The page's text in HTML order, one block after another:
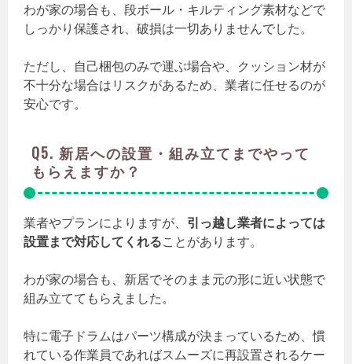
わが家の場合も、段ボール・キルティング素材などで
しっかり保護され、破損は一切ありませんでした。
ただし、自己梱包のみで運ぶ場合や、クッション材が
不十分な場合はリスクがあるため、業者に任せるのが
安心です。
Q5. 新居への設置・組み立てまでやって
もらえますか？
業者やプランによりますが、 引っ越し業者によっては
設置まで対応してくれることがあります。
わが家の場合も、新居でそのまま元の形に近い状態で
組み立ててもらえました。
特に電子ドラムはパーツ構成が決まっているため、慣
れている作業員であればスムーズに再設置されるケー